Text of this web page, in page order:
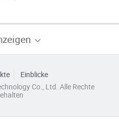
Einblicke
Co., Ltd. Alle Rechte